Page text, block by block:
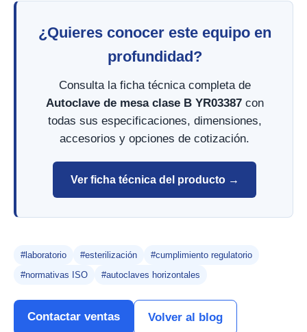
¿Quieres conocer este equipo en
profundidad?
Consulta la ficha técnica completa de
Autoclave de mesa clase B YR03387con
todas sus especificaciones, dimensiones,
accesorios y opciones de cotización.
Ver ficha técnica del producto →
#laboratorio #esterilización
#cumplimiento regulatorio
#normativas ISO
#autoclaves horizontales
Contactar ventas Volver al blog